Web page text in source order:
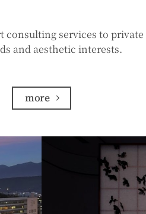
consulting services to
and aesthetic interests.​
more